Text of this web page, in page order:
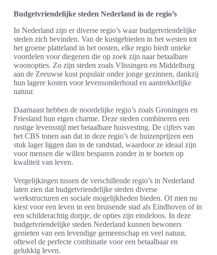
Budgetvriendelijke steden Nederland in de regio’s
In Nederland zijn er diverse regio’s waar budgetvriendelijke
steden zich bevinden. Van de kustgebieden in het westen tot
het groene platteland in het oosten, elke regio biedt unieke
voordelen voor diegenen die op zoek zijn naar betaalbare
woonopties. Zo zijn steden zoals Vlissingen en Middelburg
aan de Zeeuwse kust populair onder jonge gezinnen, dankzij
hun lagere kosten voor levensonderhoud en aantrekkelijke
natuur.
Daarnaast hebben de noordelijke regio’s zoals Groningen en
Friesland hun eigen charme. Deze steden combineren een
rustige levensstijl met betaalbare huisvesting. De cijfers van
het CBS tonen aan dat in deze regio’s de huizenprijzen een
stuk lager liggen dan in de randstad, waardoor ze ideaal zijn
voor mensen die willen besparen zonder in te boeten op
kwaliteit van leven.
Vergelijkingen tussen de verschillende regio’s in Nederland
laten zien dat budgetvriendelijke steden diverse
werkstructuren en sociale mogelijkheden bieden. Of men nu
kiest voor een leven in een bruisende stad als Eindhoven of in
een schilderachtig dorpje, de opties zijn eindeloos. In deze
budgetvriendelijke steden Nederland kunnen bewoners
genieten van een levendige gemeenschap en veel natuur,
oftewel de perfecte combinatie voor een betaalbaar en
gelukkig leven.